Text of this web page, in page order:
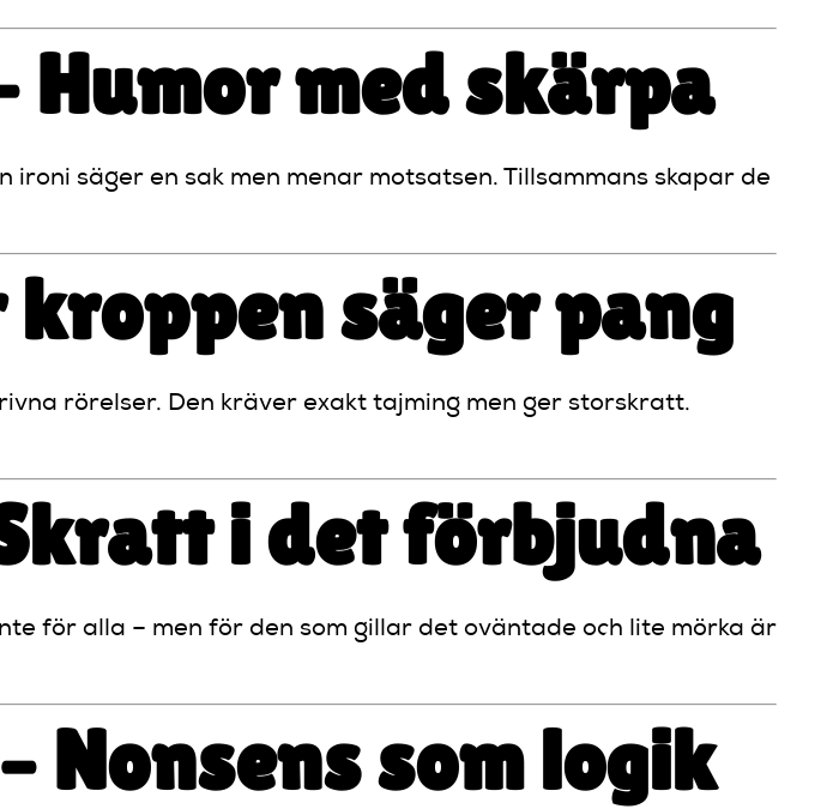
Humor med skärpa
säger en sak men menar motsatsen. Tillsammans skapar de
säger pang
rörelser. Den kräver exakt tajming men ger storskratt.
i det förbjudna
för alla – men för den som gillar det oväntade och lite mörka är
Nonsens som logik